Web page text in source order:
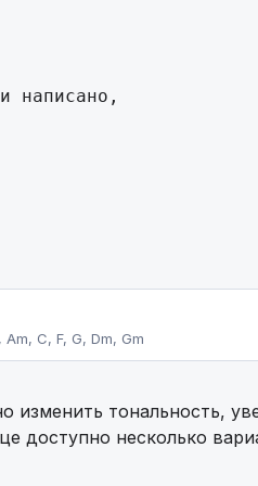
написано,
C, F, G, Dm, Gm
тональность,
доступно несколько